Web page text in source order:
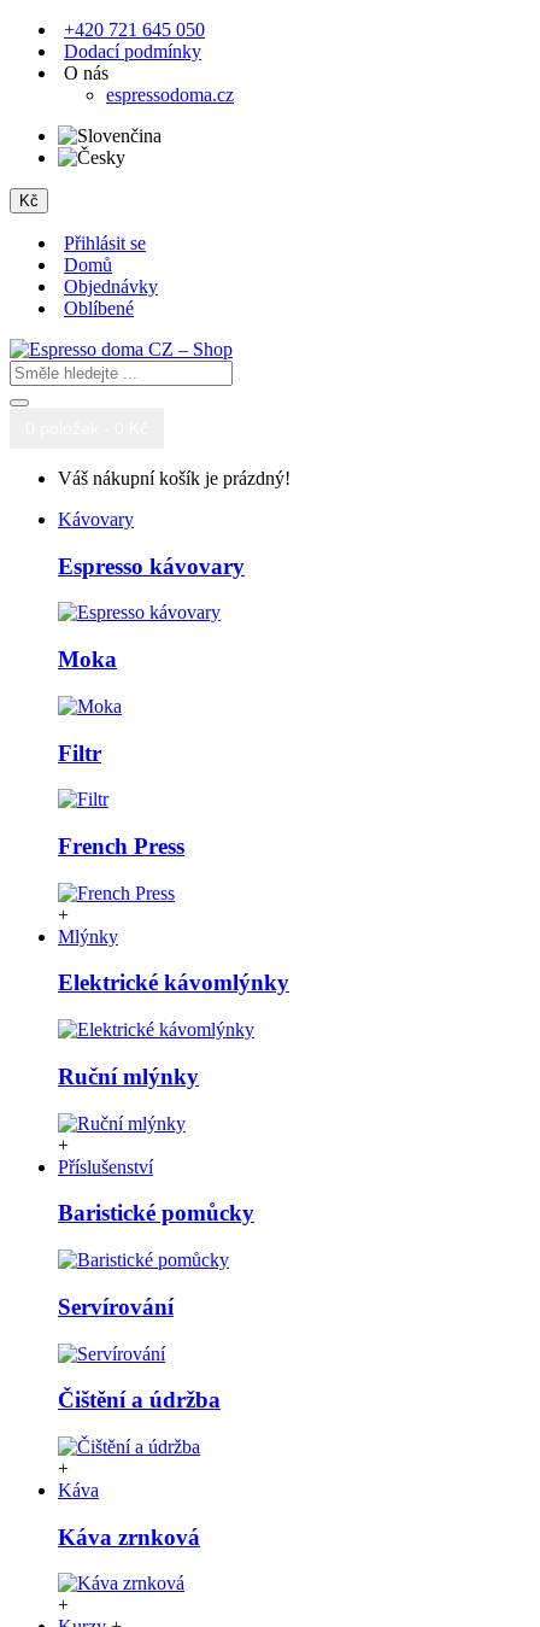
+420 721 645 050
Dodací podmínky
O nás
espressodoma.cz
Kč
Přihlásit se
Domů
Objednávky
Oblíbené
Váš nákupní košík je prázdný!
Kávovary
Espresso kávovary
Moka
Filtr
French Press
+
Mlýnky
Elektrické kávomlýnky
Ruční mlýnky
+
Příslušenství
Baristické pomůcky
Servírování
Čištění a údržba
+
Káva
Káva zrnková
+